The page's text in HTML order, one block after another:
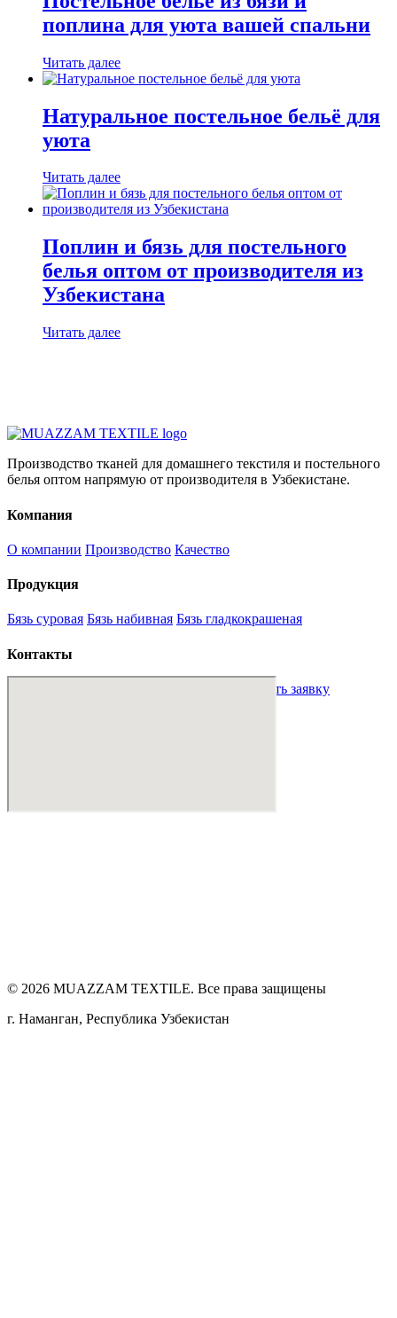
поплина для уюта вашей спальни
Читать далее
Натуральное постельное бельё для
уюта
Читать далее
Поплин и бязь для постельного
белья оптом от производителя из
Узбекистана
Читать далее
Производство тканей для домашнего текстиля и постельного
белья оптом напрямую от производителя в Узбекистане.
Компания
О компании Производство Качество
Продукция
Бязь суровая Бязь набивная Бязь гладкокрашеная
Контакты
Оставить заявку
© 2026 MUAZZAM TEXTILE. Все права защищены
г. Наманган, Республика Узбекистан